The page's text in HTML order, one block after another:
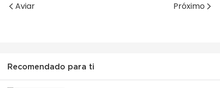
Aviar Próximo
Recomendado para ti